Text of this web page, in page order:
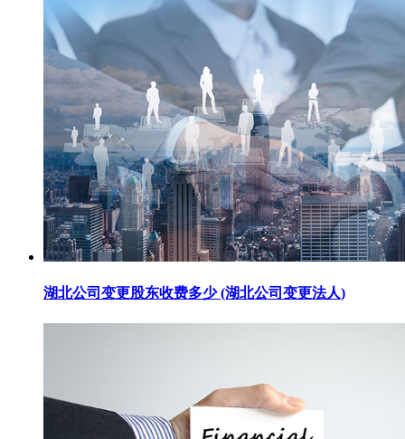
湖北公司变更股东收费多少 (湖北公司变更法人)